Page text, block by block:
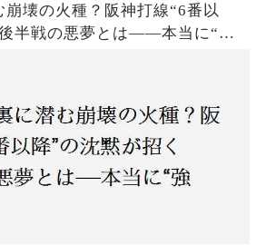
崩壊の火種？阪神打線“6番以
半戦の悪夢とは——本当に“強